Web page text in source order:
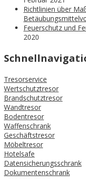
Richtlinien über
Feuerschutz und
2020
Tresorservice
Wertschutztresor
Brandschutztresor
Wandtresor
Bodentresor
Waffenschrank
Geschäftstresor
Möbeltresor
Hotelsafe
Datensicherungsschrank
Dokumentenschrank